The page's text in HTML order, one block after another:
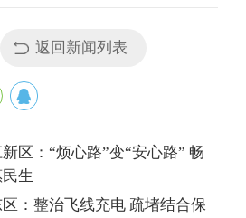
返回新闻列表
区：“烦心路”变“安心路” 畅
生
：整治飞线充电 疏堵结合保